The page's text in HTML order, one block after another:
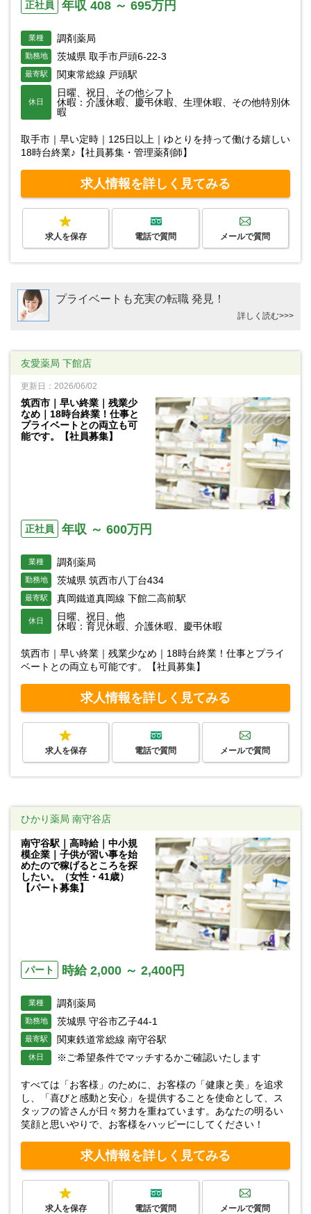
正社員 年収 408 ～ 695万円
業種 調剤薬局
勤務地 茨城県 取手市戸頭6-22-3
最寄駅 関東常総線 戸頭駅
休日
日曜、祝日、その他シフト
休暇：介護休暇、慶弔休暇、生理休暇、その他特別休
暇
取手市｜早い定時｜125日以上｜ゆとりを持って働ける嬉しい
18時台終業♪【社員募集・管理薬剤師】
求人情報を詳しく見てみる
求人を保存 電話で質問 メールで質問
プライベートも充実の転職 発見！
詳しく読む>>>
友愛薬局 下館店
更新日：2026/06/02
筑西市｜早い終業｜残業少
なめ｜18時台終業！仕事と
プライベートとの両立も可
能です。【社員募集】
正社員 年収 ～ 600万円
業種 調剤薬局
勤務地 茨城県 筑西市八丁台434
最寄駅 真岡鐵道真岡線 下館二高前駅
休日
日曜、祝日、他
休暇：育児休暇、介護休暇、慶弔休暇
筑西市｜早い終業｜残業少なめ｜18時台終業！仕事とプライ
ベートとの両立も可能です。【社員募集】
求人情報を詳しく見てみる
求人を保存 電話で質問 メールで質問
ひかり薬局 南守谷店
南守谷駅｜高時給｜中小規
模企業｜子供が習い事を始
めたので稼げるところを探
したい。（女性・41歳）
【パート募集】
パート 時給 2,000 ～ 2,400円
業種 調剤薬局
勤務地 茨城県 守谷市乙子44-1
最寄駅 関東鉄道常総線 南守谷駅
休日 ※ご希望条件でマッチするかご確認いたします
すべては「お客様」のために、お客様の「健康と美」を追求
し、「喜びと感動と安心」を提供することを使命として、ス
タッフの皆さんが日々努力を重ねています。あなたの明るい
笑顔と思いやりで、お客様をハッピーにしてください！
求人情報を詳しく見てみる
求人を保存 電話で質問 メールで質問